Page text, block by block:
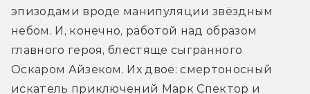
эпизодами вроде манипуляции звёздным
небом. И, конечно, работой над образом
главного героя, блестяще сыгранного
Оскаром Айзеком. Их двое: смертоносный
искатель приключений Марк Спектор и